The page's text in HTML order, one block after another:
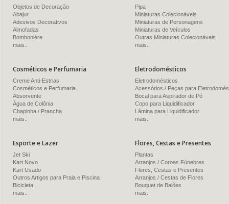
Objetos de Decoração
Abajur
Adesivos Decorativos
Almofadas
Bomboniére
mais..
Pipa
Miniaturas Colecionáveis
Miniaturas de Personagens
Miniaturas de Veículos
Outras Miniaturas Colecionáveis
mais..
Cosméticos e Perfumaria
Creme Anti-Estrias
Cosméticos e Perfumaria
Absorvente
Água de Colônia
Chapinha / Prancha
mais..
Eletrodomésticos
Eletrodomésticos
Acessórios / Peças para
Bocal para Aspirador de Pó
Copo para Liquidificador
Lâmina para Liquidificador
mais..
Esporte e Lazer
Jet Ski
Kart Novo
Kart Usado
Outros Artigos para Praia e Piscina
Bicicleta
mais..
Flores, Cestas e Presentes
Plantas
Arranjos / Coroas Fúnebres
Flores, Cestas e Presentes
Arranjos / Cestas de Flores
Bouquet de Balões
mais..